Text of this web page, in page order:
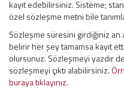
kayıt edebilirsiniz. Sisteme;
özel sözleşme metni bile
Sözleşme süresini girdiğiniz
belirir her şey tamamsa kayıt
olursunuz. Sözleşmeyi yazdır
sözleşmeyi çıktı alabilirsiniz.
buraya tıklayınız.